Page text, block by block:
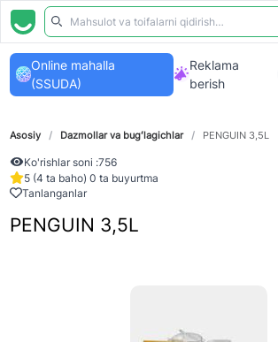
Online mahalla
(SSUDA)
Reklama
berish
Asosiy / Dazmollar va bugʻlagichlar / PENGUIN 3,5L
Ko'rishlar soni :756
5 (4 ta baho) 0 ta buyurtma
Tanlanganlar
PENGUIN 3,5L